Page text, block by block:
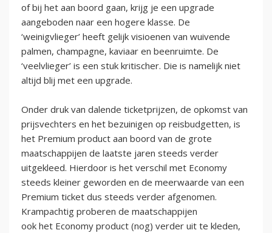
of bij het aan boord gaan, krijg je een upgrade
aangeboden naar een hogere klasse. De
‘weinigvlieger’ heeft gelijk visioenen van wuivende
palmen, champagne, kaviaar en beenruimte. De
‘veelvlieger’ is een stuk kritischer. Die is namelijk niet
altijd blij met een upgrade.
Onder druk van dalende ticketprijzen, de opkomst van
prijsvechters en het bezuinigen op reisbudgetten, is
het Premium product aan boord van de grote
maatschappijen de laatste jaren steeds verder
uitgekleed. Hierdoor is het verschil met Economy
steeds kleiner geworden en de meerwaarde van een
Premium ticket dus steeds verder afgenomen.
Krampachtig proberen de maatschappijen
ook het Economy product (nog) verder uit te kleden,